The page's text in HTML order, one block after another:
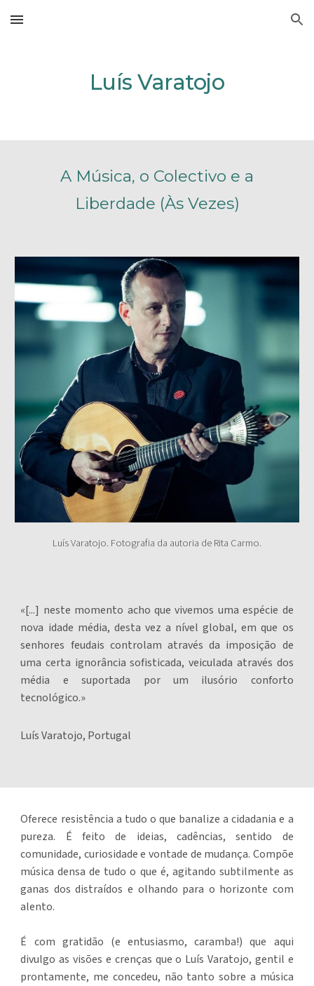
Skip to main content Skip to navigation
Luís Varatojo
A Música, o Colectivo e a
Liberdade (Às Vezes)
Luís Varatojo. Fotografia da autoria de Rita Carmo.
«[...] neste momento acho que vivemos uma espécie de
nova idade média, desta vez a nível global, em que os
senhores feudais controlam através da imposição de
uma certa ignorância sofisticada, veiculada através dos
média e suportada por um ilusório conforto
tecnológico.»
Luís Varatojo, Portugal
Oferece resistência a tudo o que banalize a cidadania e a
pureza. É feito de ideias, cadências, sentido de
comunidade, curiosidade e vontade de mudança. Compõe
música densa de tudo o que é, agitando subtilmente as
ganas dos distraídos e olhando para o horizonte com
alento.
É com gratidão (e entusiasmo, caramba!) que aqui
divulgo as visões e crenças que o Luís Varatojo, gentil e
prontamente, me concedeu, não tanto sobre a música